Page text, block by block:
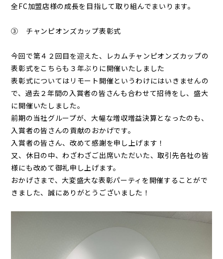
全FC加盟店様の成長を目指して取り組んでまいります。
③ チャンピオンズカップ表彰式
今回で第４２回目を迎えた、レカムチャンピオンズカップの
表彰式をこちらも３年ぶりに開催いたしました
表彰式についてはリモート開催というわけにはいきませんの
で、過去２年間の入賞者の皆さんも合わせて招待をし、盛大
に開催いたしました。
前期の当社グループが、大幅な増収増益決算となったのも、
入賞者の皆さんの貢献のおかげです。
入賞者の皆さん、改めて感謝を申し上げます！
又、休日の中、わざわざご出席いただいた、取引先各社の皆
様にも改めて御礼申し上げます。
おかげさまで、大変盛大な表彰パーティを開催することがで
きました、誠にありがとうございました！